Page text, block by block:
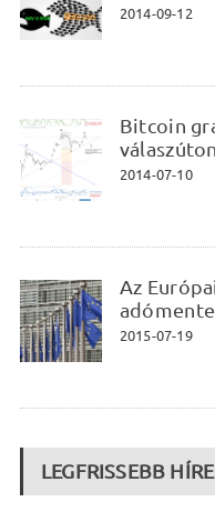
2014-09-12
Bitcoin
2014-07-10
Az
2015-07-19
LEGFRISSEBB